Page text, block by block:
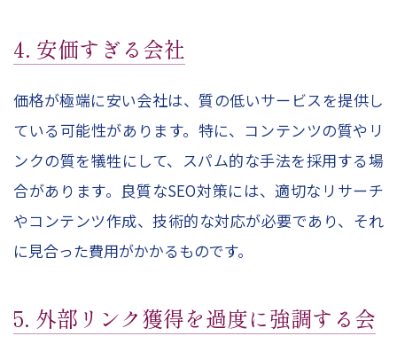
4. 安価すぎる会社
価格が極端に安い会社は、質の低いサービスを提供し
ている可能性があります。特に、コンテンツの質やリ
ンクの質を犠牲にして、スパム的な手法を採用する場
合があります。良質なSEO対策には、適切なリサーチ
やコンテンツ作成、技術的な対応が必要であり、それ
に見合った費用がかかるものです。
5. 外部リンク獲得を過度に強調する会